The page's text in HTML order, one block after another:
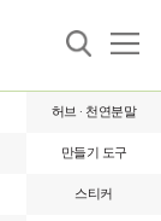
허브 · 천연분말
만들기 도구
스티커